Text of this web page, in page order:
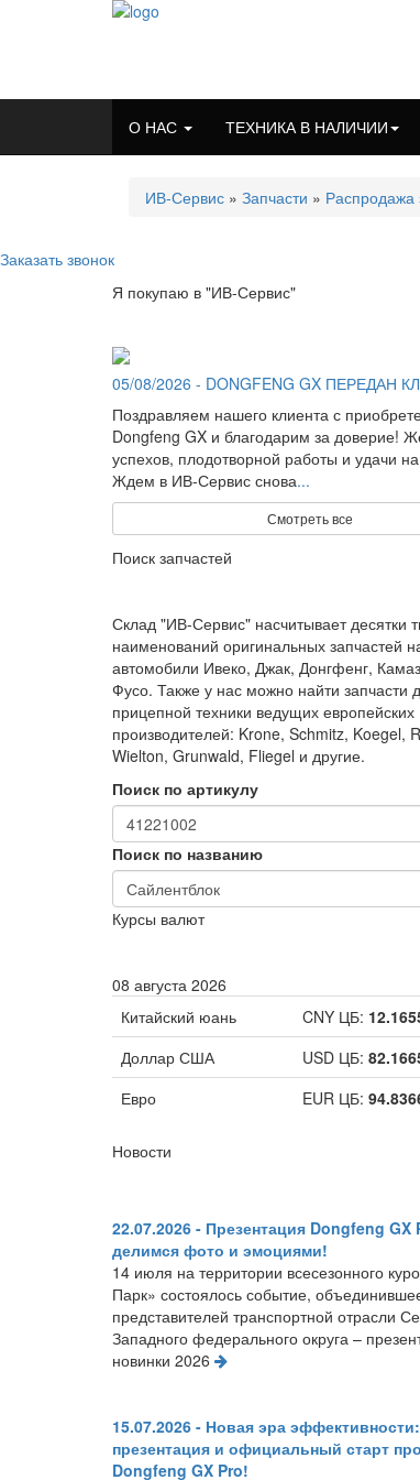
О НАС ТЕХНИКА В НАЛИЧИИ
ИВ-Сервис » Запчасти » Распродажа
Заказать звонок
Я покупаю в "ИВ-Сервис"
05/08/2026 - DONGFENG GX ПЕРЕДАН
Поздравляем нашего клиента с
Dongfeng GX и благодарим за доверие!
успехов, плодотворной работы и удачи
Ждем в ИВ-Сервис снова...
Смотреть все
Поиск запчастей
Склад "ИВ-Сервис" насчитывает десятки
наименований оригинальных запчастей
автомобили Ивеко, Джак, Донгфенг,
Фусо. Также у нас можно найти запчасти
прицепной техники ведущих европейских
производителей: Krone, Schmitz, Koegel,
Wielton, Grunwald, Fliegel и другие.
Поиск по артикулу
Поиск по названию
Курсы валют
08 августа 2026
Китайский юань
CNY ЦБ:
Доллар США
USD ЦБ:
Евро
EUR ЦБ:
Новости
22.07.2026 - Презентация Dongfeng GX
делимся фото и эмоциями!
14 июля на территории всесезонного
Парк» состоялось событие,
представителей транспортной отрасли
Западного федерального округа –
новинки 2026
15.07.2026 - Новая эра эффективности:
презентация и официальный старт
Dongfeng GX Pro!